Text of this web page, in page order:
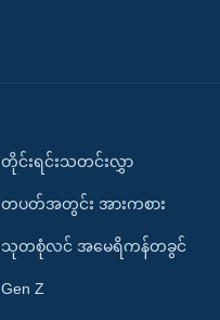
တိုင်းရင်းသတင်းလွှာ
တပတ်အတွင်း အားကစား
သုတစုံလင် အမေရိကန်တခွင်
Gen Z